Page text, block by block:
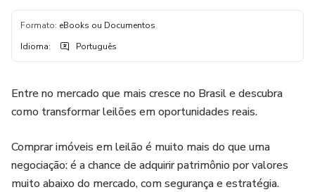
Formato: eBooks ou Documentos
Idioma: Português
Entre no mercado que mais cresce no Brasil e descubra
como transformar leilões em oportunidades reais.
Comprar imóveis em leilão é muito mais do que uma
negociação: é a chance de adquirir patrimônio por valores
muito abaixo do mercado, com segurança e estratégia.